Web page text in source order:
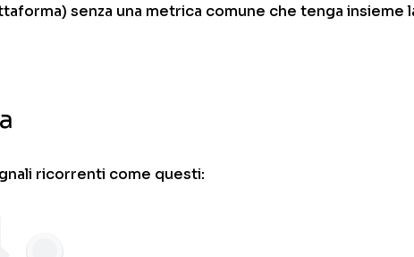
senza una metrica comune che tenga insieme
ricorrenti come questi: